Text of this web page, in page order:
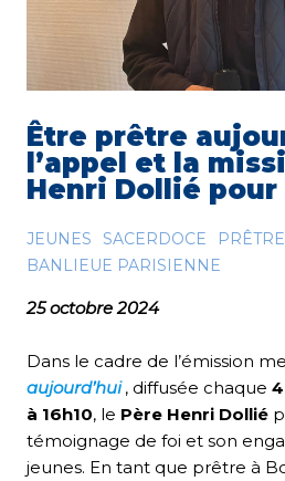
Être prêtre
l’appel et la
Henri Dollié
JEUNES SACERDOCE
PRÊTRE
BANLIEUE PARISIENNE
25 octobre 2024
Dans le cadre de l’émission
aujourd’hui , diffusée chaque
à 16h10, le Père Henri Dollié
témoignage de foi et son
jeunes. En tant que prêtre à